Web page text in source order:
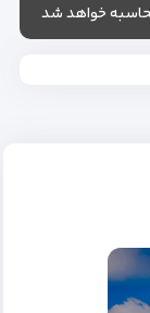
محاسبه خواهد شد